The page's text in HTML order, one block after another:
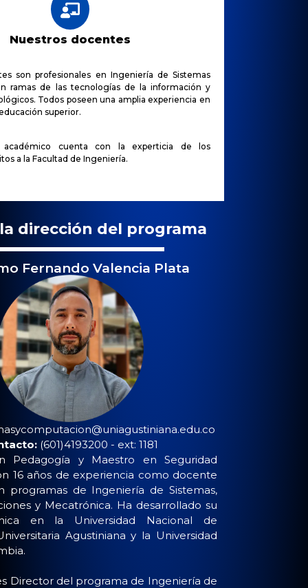
Nuestros docentes
son profesionales en Ingeniería de Sistemas
ramas de las tecnologías de la información y
Todos poseen una amplia experiencia en
superior.
académico cuenta con la experticia de los
a la Facultad de Ingeniería.
dirección del programa
Fernando Valencia Plata
(601)4193200 - ext: 1181
Pedagogía y Maestro en Seguridad
16 años de experiencia como docente
programas de Ingeniería de Sistemas,
y Mecatrónica. Ha desarrollado su
en la Universidad Nacional de
Agustiniana y la Universidad
Director del programa de Ingeniería de